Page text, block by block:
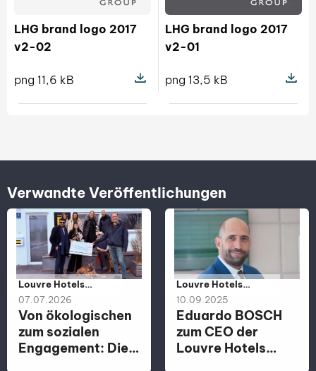
LHG brand logo 2017
v2-02
png 11,6 kB
Pokaż szczegóły pliku LHG brand
LHG brand logo 2017
v2-01
png 13,5 kB
Verwandte Veröffentlichungen
Należy do kategorii:
Louvre Hotels
Group
07.07.2026
Von ökologischen
zum sozialen
Engagement: Die
Należy do kategorii:
Louvre Hotels
Group
10.09.2025
Eduardo BOSCH
zum CEO der
Louvre Hotels